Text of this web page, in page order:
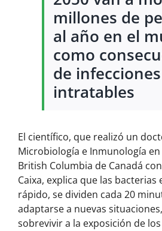
millones de
al año en el
como
de infecciones
intratables
El científico, que realizó un
Microbiología e Inmunología
British Columbia de Canadá
Caixa, explica que las
rápido, se dividen cada 20
adaptarse a nuevas
sobrevivir a la exposición de